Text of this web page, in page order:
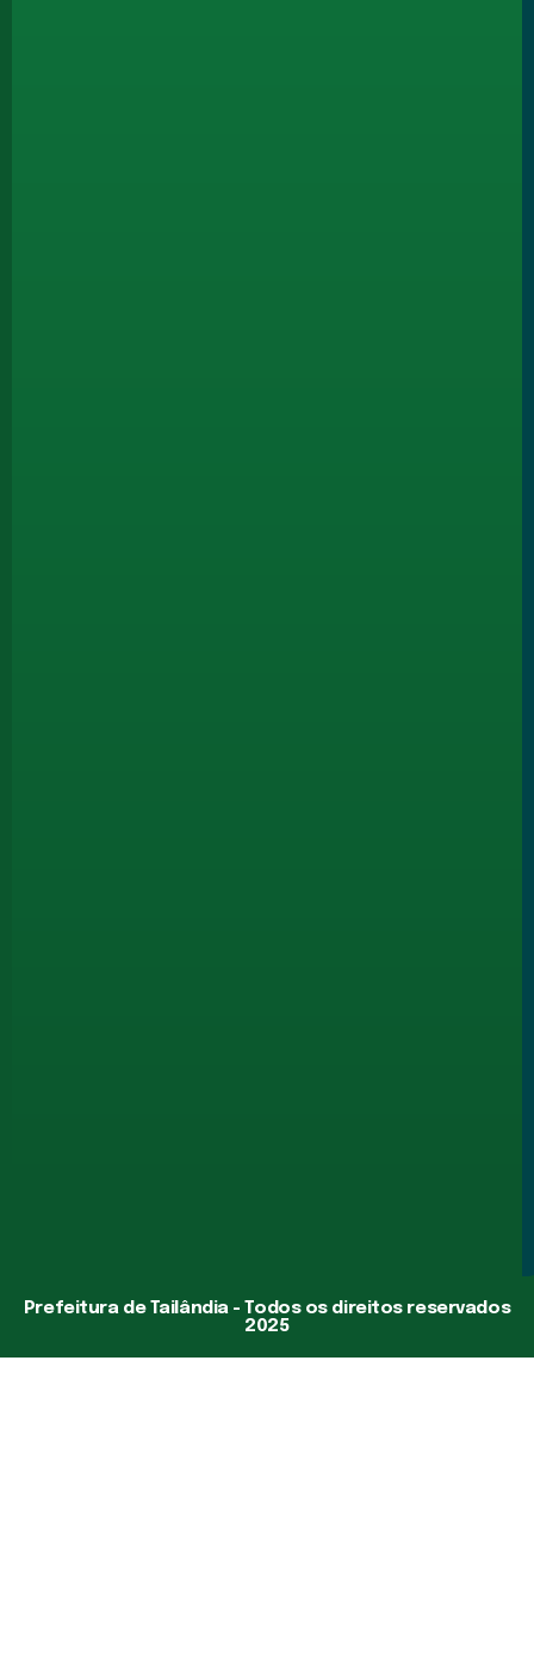
Prefeitura de Tailândia - Todos os direitos reservados
2025